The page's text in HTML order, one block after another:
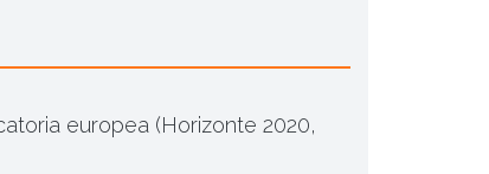
europea (Horizonte 2020,